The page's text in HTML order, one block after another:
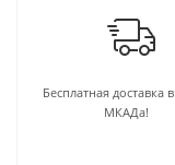
Бесплатная доставка
МКАДа!